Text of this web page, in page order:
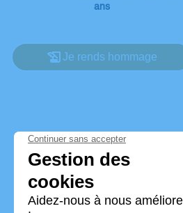
ans
Je rends hommage